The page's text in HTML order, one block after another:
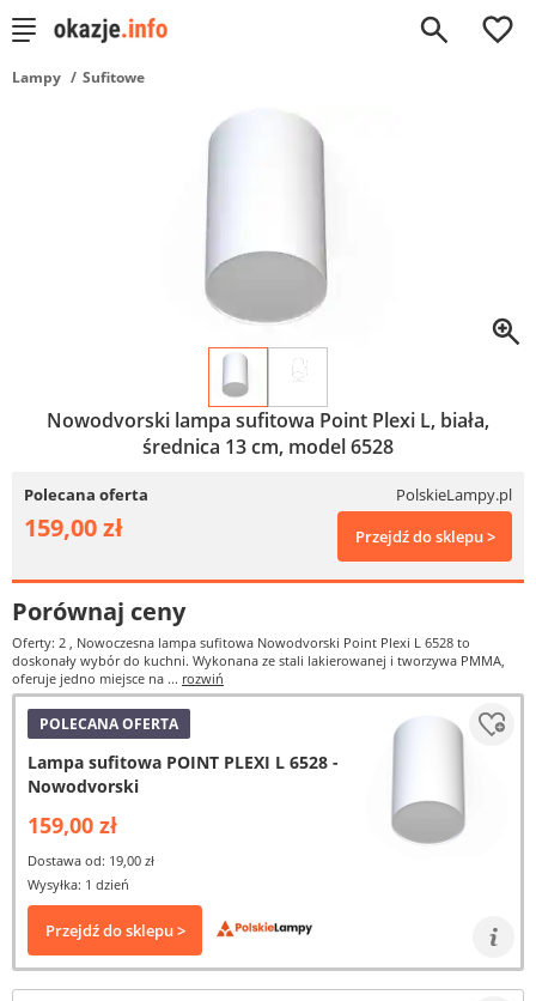
0
Lampy Sufitowe
Nowodvorski lampa sufitowa Point Plexi L, biała,
średnica 13 cm, model 6528
Polecana oferta PolskieLampy.pl
159,00 zł Przejdź do sklepu >
Porównaj ceny
Oferty: 2 , Nowoczesna lampa sufitowa Nowodvorski Point Plexi L 6528 to
doskonały wybór do kuchni. Wykonana ze stali lakierowanej i tworzywa PMMA,
oferuje jedno miejsce na ... rozwiń
POLECANA OFERTA
Lampa sufitowa POINT PLEXI L 6528 -
Nowodvorski
159,00 zł
Dostawa od: 19,00 zł
Wysyłka: 1 dzień
Przejdź do sklepu >